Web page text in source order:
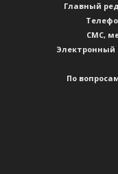
Главный
CМС,
Электронный
По